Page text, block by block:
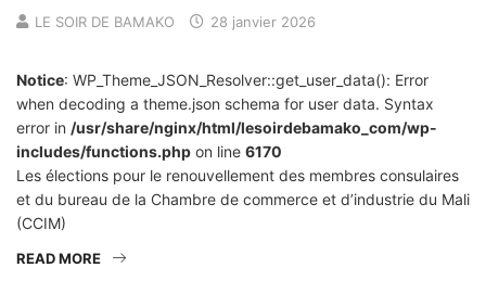
LE SOIR DE BAMAKO 28 janvier 2026
Notice: WP_Theme_JSON_Resolver::get_user_data(): Error
when decoding a theme.json schema for user data. Syntax
error in /usr/share/nginx/html/lesoirdebamako_com/wp-
includes/functions.php on line 6170
Les élections pour le renouvellement des membres consulaires
et du bureau de la Chambre de commerce et d’industrie du Mali
(CCIM)
READ MORE